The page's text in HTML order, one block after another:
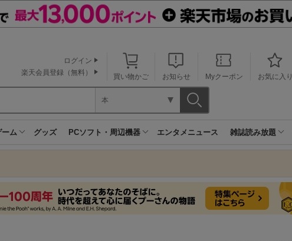
買い物かご お知らせ Myクーポン お気に入り
ログイン
楽天会員登録（無料）
本
ーム グッズ PCソフト・周辺機器 エンタメニュース 雑誌読み放題